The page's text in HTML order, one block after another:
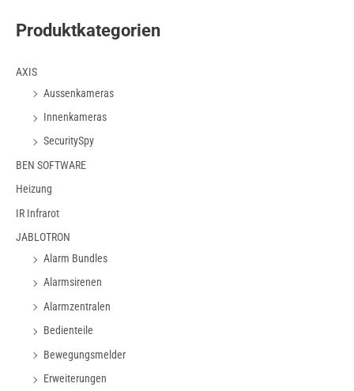
Produktkategorien
AXIS
Aussenkameras
Innenkameras
SecuritySpy
BEN SOFTWARE
Heizung
IR Infrarot
JABLOTRON
Alarm Bundles
Alarmsirenen
Alarmzentralen
Bedienteile
Bewegungsmelder
Erweiterungen